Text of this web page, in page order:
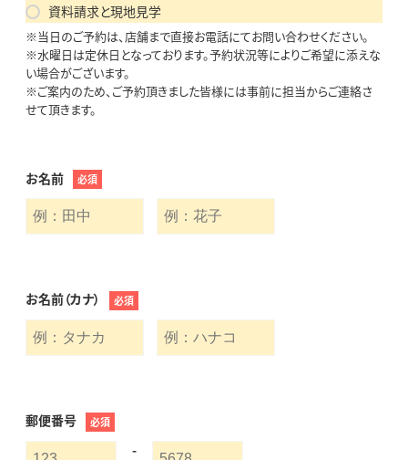
資料請求と現地見学
※当日のご予約は、店舗まで直接お電話にてお問い合わせください。
※水曜日は定休日となっております。予約状況等によりご希望に添えな
い場合がございます。
※ご案内のため、ご予約頂きました皆様には事前に担当からご連絡さ
せて頂きます。
お名前 必須
お名前（カナ） 必須
郵便番号 必須
-